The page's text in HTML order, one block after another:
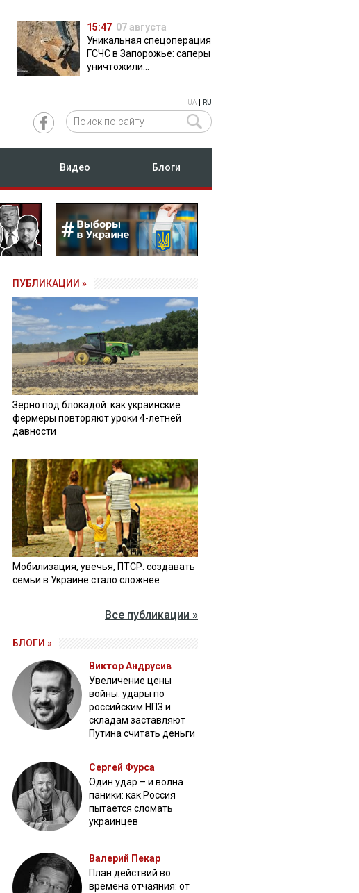
15:47 07 августа
Уникальная спецоперация
ГСЧС в Запорожье: саперы
уничтожили
UA RU
Видео Блоги
ПУБЛИКАЦИИ »
Зерно под блокадой: как украинские
фермеры повторяют уроки 4-летней
давности
Мобилизация, увечья, ПТСР: создавать
семьи в Украине стало сложнее
Все публикации »
БЛОГИ »
Виктор Андрусив
Увеличение цены
войны: удары по
российским НПЗ и
складам заставляют
Путина считать деньги
Сергей Фурса
Один удар – и волна
паники: как Россия
пытается сломать
украинцев
Валерий Пекар
План действий во
времена отчаяния: от